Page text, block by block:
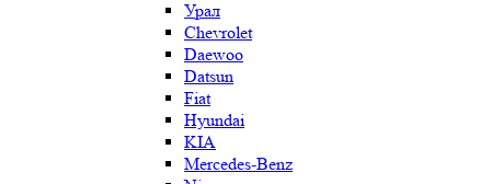
Урал
Chevrolet
Daewoo
Datsun
Fiat
Hyundai
KIA
Mercedes-Benz